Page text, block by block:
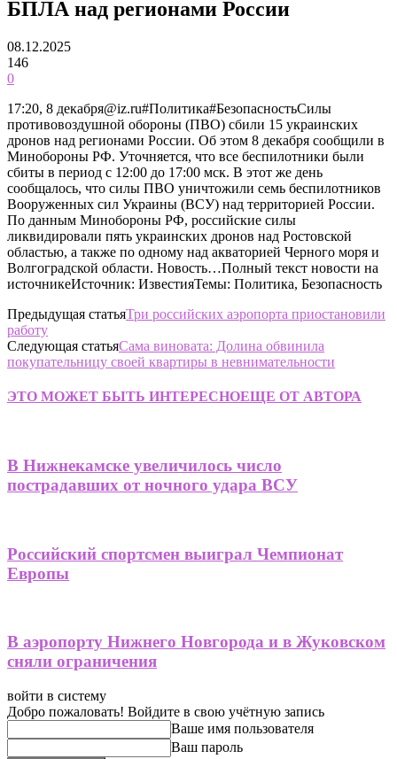
БПЛА над регионами России
08.12.2025
146
0
17:20, 8 декабря@iz.ru#Политика#БезопасностьСилы
противовоздушной обороны (ПВО) сбили 15 украинских
дронов над регионами России. Об этом 8 декабря сообщили в
Минобороны РФ. Уточняется, что все беспилотники были
сбиты в период с 12:00 до 17:00 мск. В этот же день
сообщалось, что силы ПВО уничтожили семь беспилотников
Вооруженных сил Украины (ВСУ) над территорией России.
По данным Минобороны РФ, российские силы
ликвидировали пять украинских дронов над Ростовской
областью, а также по одному над акваторией Черного моря и
Волгоградской области. Новость…Полный текст новости на
источникеИсточник: ИзвестияТемы: Политика, Безопасность
Предыдущая статьяТри российских аэропорта приостановили
работу
Следующая статьяСама виновата: Долина обвинила
покупательницу своей квартиры в невнимательности
ЭТО МОЖЕТ БЫТЬ ИНТЕРЕСНОЕЩЕ ОТ АВТОРА
В Нижнекамске увеличилось число
пострадавших от ночного удара ВСУ
Российский спортсмен выиграл Чемпионат
Европы
В аэропорту Нижнего Новгорода и в Жуковском
сняли ограничения
войти в систему
Добро пожаловать! Войдите в свою учётную запись
Ваше имя пользователя
Ваш пароль